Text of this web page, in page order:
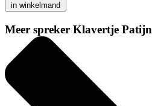
in winkelmand
Meer spreker Klavertje Patijn